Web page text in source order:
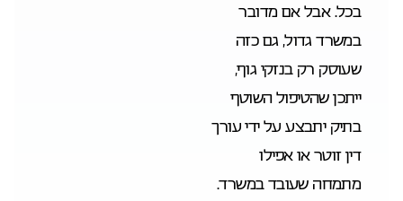
בכל. אבל אם מדובר
במשרד גדול, גם כזה
שעוסק רק בנזקי גוף,
ייתכן שהטיפול השוטף
בתיק יתבצע על ידי עורך
דין זוטר או אפילו
מתמחה שעובד במשרד.